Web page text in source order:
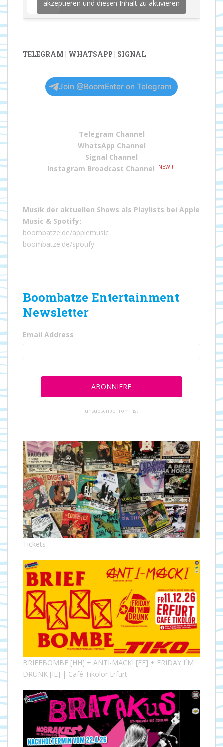
akzeptieren und diesen Inhalt zu aktivieren
TELEGRAM | WHATSAPP | SIGNAL
Join @BoomEnter on Telegram
Telegram Channel
WhatsApp Channel
Signal Channel
Instagram Broadcast Channel
NEW!!!
Musik der aktuellen Shows als Playlists bei Apple
Music & Spotify:
boombatze.de/applemusic
boombatze.de/spotify
Boombatze Entertainment
Newsletter
Email Address
unsubscribe from list
Tickets
BRIEFBOMBE [HH] + ANTI-MACKI [EF] + FRIDAY I´M
DRUNK [IL] | Café Tikolor Erfurt